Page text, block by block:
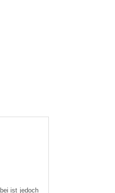
ist jedoch